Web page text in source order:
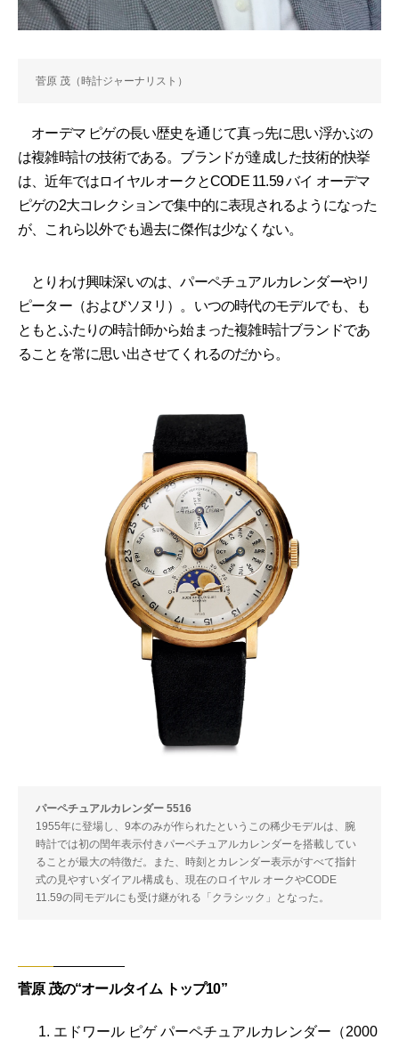
菅原 茂（時計ジャーナリスト）
オーデマ ピゲの長い歴史を通じて真っ先に思い浮かぶの
は複雑時計の技術である。ブランドが達成した技術的快挙
は、近年ではロイヤル オークとCODE 11.59 バイ オーデマ
ピゲの2大コレクションで集中的に表現されるようになった
が、これら以外でも過去に傑作は少なくない。
とりわけ興味深いのは、パーペチュアルカレンダーやリ
ピーター（およびソヌリ）。いつの時代のモデルでも、も
ともとふたりの時計師から始まった複雑時計ブランドであ
ることを常に思い出させてくれるのだから。
パーペチュアルカレンダー 5516
1955年に登場し、9本のみが作られたというこの稀少モデルは、腕
時計では初の閏年表示付きパーペチュアルカレンダーを搭載してい
ることが最大の特徴だ。また、時刻とカレンダー表示がすべて指針
式の見やすいダイアル構成も、現在のロイヤル オークやCODE
11.59の同モデルにも受け継がれる「クラシック」となった。
菅原 茂の“オールタイム トップ10”
エドワール ピゲ パーペチュアルカレンダー（2000